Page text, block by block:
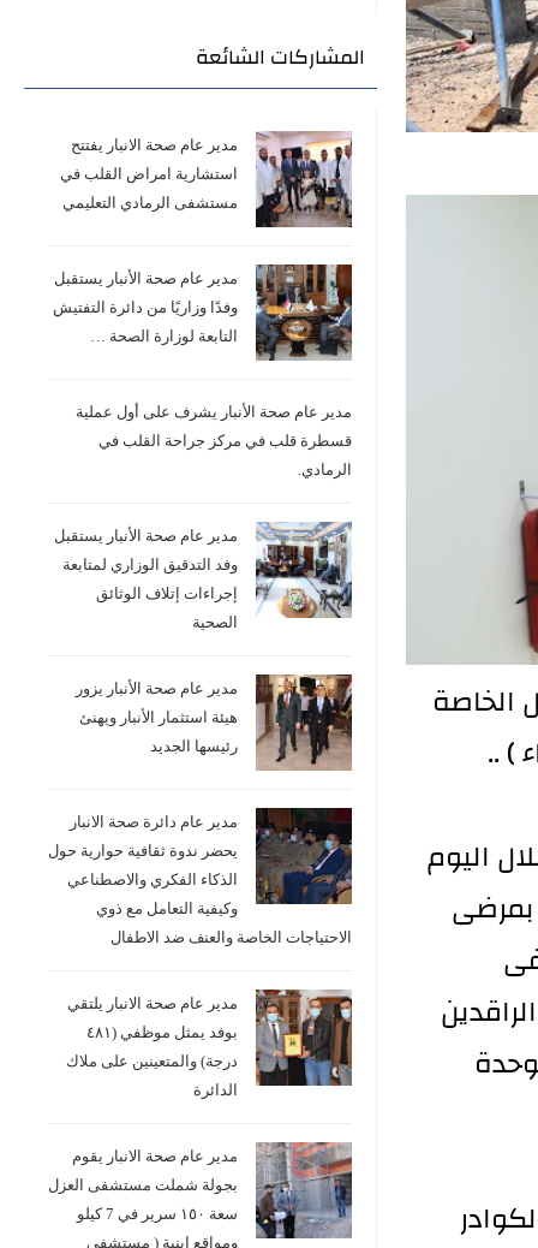
الخاصة
) ..
اليوم
بمرضى
المشاركات الشائعة
مدير عام صحة الانبار يفتتح
استشارية امراض القلب في
مستشفى الرمادي التعليمي
مدير عام صحة الأنبار يستقبل
وفدًا وزاريًا من دائرة التفتيش
التابعة لوزارة الصحة …
مدير عام صحة الأنبار يشرف على أول عملية
قسطرة قلب في مركز جراحة القلب في
الرمادي.
مدير عام صحة الأنبار يستقبل
وفد التدقيق الوزاري لمتابعة
إجراءات إتلاف الوثائق
الصحية
مدير عام صحة الأنبار يزور
هيئة استثمار الأنبار ويهنئ
رئيسها الجديد
مدير عام دائرة صحة الانبار
يحضر ندوة ثقافية حوارية حول
الذكاء الفكري والاصطناعي
وكيفية التعامل مع ذوي
الاحتياجات الخاصة والعنف ضد الاطفال
مدير عام صحة الانبار يلتقي
بوفد يمثل موظفي (٤٨١
درجة) والمتعينين على ملاك
الدائرة
مدير عام صحة الانبار يقوم
بجولة شملت مستشفى العزل
سعة ١٥٠ سرير في 7 كيلو
ومواقع ابنية ( مستشفى